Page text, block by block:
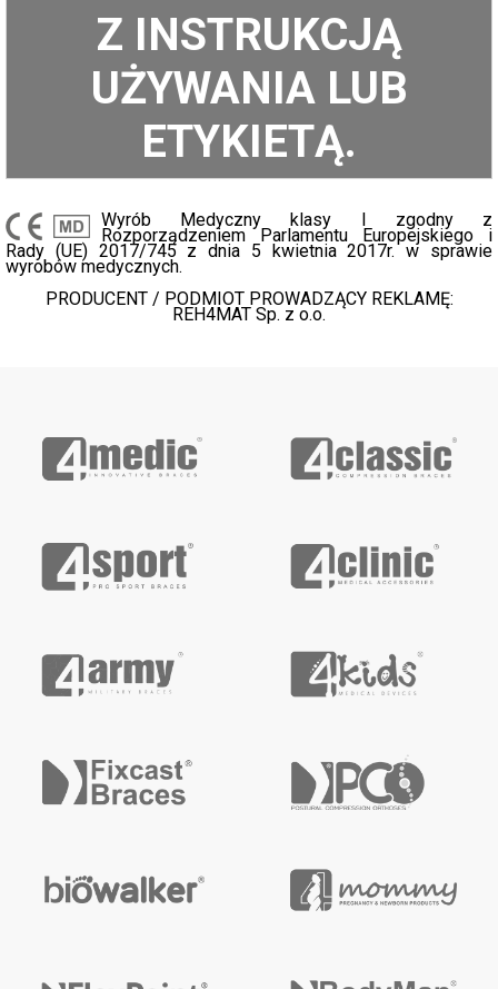
Z INSTRUKCJĄ
UŻYWANIA LUB
ETYKIETĄ.
Wyrób Medyczny klasy I zgodny z
Rozporządzeniem Parlamentu Europejskiego i
Rady (UE) 2017/745 z dnia 5 kwietnia 2017r. w sprawie
wyrobów medycznych.
PRODUCENT / PODMIOT PROWADZĄCY REKLAMĘ:
REH4MAT Sp. z o.o.